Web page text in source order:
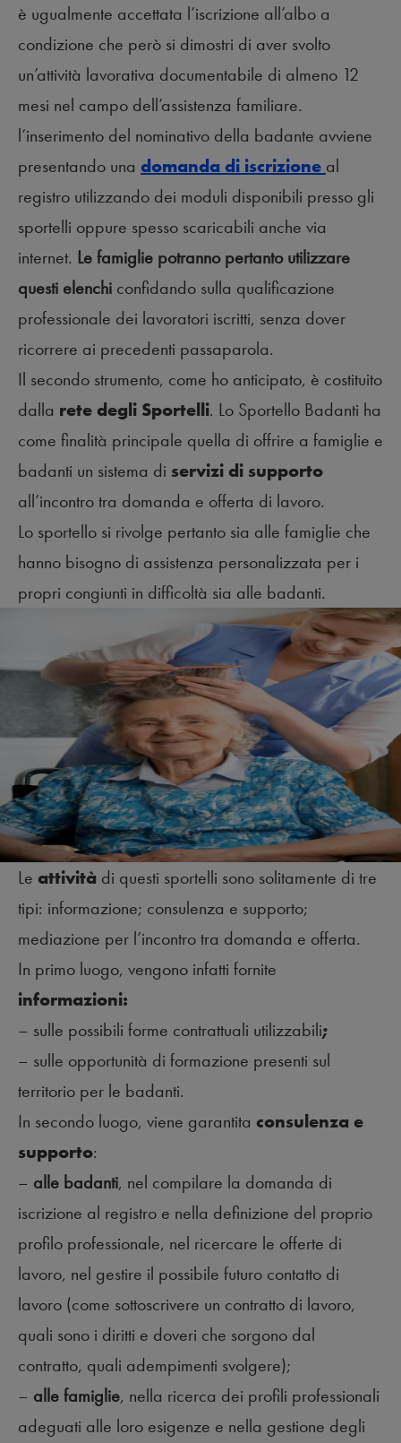
è ugualmente accettata l’iscrizione all’albo a
condizione che però si dimostri di aver svolto
un’attività lavorativa documentabile di almeno 12
mesi nel campo dell’assistenza familiare.
l’inserimento del nominativo della badante avviene
presentando una domanda di iscrizione al
registro utilizzando dei moduli disponibili presso gli
sportelli oppure spesso scaricabili anche via
internet. Le famiglie potranno pertanto utilizzare
questi elenchi confidando sulla qualificazione
professionale dei lavoratori iscritti, senza dover
ricorrere ai precedenti passaparola.
Il secondo strumento, come ho anticipato, è costituito
dalla rete degli Sportelli. Lo Sportello Badanti ha
come finalità principale quella di offrire a famiglie e
badanti un sistema di servizi di supporto
all’incontro tra domanda e offerta di lavoro.
Lo sportello si rivolge pertanto sia alle famiglie che
hanno bisogno di assistenza personalizzata per i
propri congiunti in difficoltà sia alle badanti.
Le attività di questi sportelli sono solitamente di tre
tipi: informazione; consulenza e supporto;
mediazione per l’incontro tra domanda e offerta.
In primo luogo, vengono infatti fornite
informazioni:
– sulle possibili forme contrattuali utilizzabili;
– sulle opportunità di formazione presenti sul
territorio per le badanti.
In secondo luogo, viene garantita consulenza e
supporto:
– alle badanti, nel compilare la domanda di
iscrizione al registro e nella definizione del proprio
profilo professionale, nel ricercare le offerte di
lavoro, nel gestire il possibile futuro contatto di
lavoro (come sottoscrivere un contratto di lavoro,
quali sono i diritti e doveri che sorgono dal
contratto, quali adempimenti svolgere);
– alle famiglie, nella ricerca dei profili professionali
adeguati alle loro esigenze e nella gestione degli